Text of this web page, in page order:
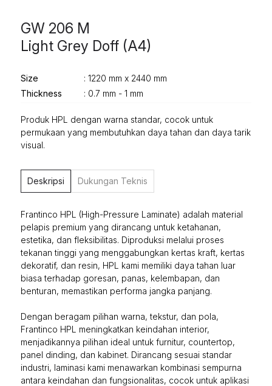
GW 206 M
Light Grey Doff (A4)
Size
: 1220 mm x 2440 mm
Thickness
: 0.7 mm - 1 mm
Produk HPL dengan warna standar, cocok untuk
permukaan yang membutuhkan daya tahan dan daya tarik
visual.
Deskripsi Dukungan Teknis
Frantinco HPL (High-Pressure Laminate) adalah material
pelapis premium yang dirancang untuk ketahanan,
estetika, dan fleksibilitas. Diproduksi melalui proses
tekanan tinggi yang menggabungkan kertas kraft, kertas
dekoratif, dan resin, HPL kami memiliki daya tahan luar
biasa terhadap goresan, panas, kelembapan, dan
benturan, memastikan performa jangka panjang.
Dengan beragam pilihan warna, tekstur, dan pola,
Frantinco HPL meningkatkan keindahan interior,
menjadikannya pilihan ideal untuk furnitur, countertop,
panel dinding, dan kabinet. Dirancang sesuai standar
industri, laminasi kami menawarkan kombinasi sempurna
antara keindahan dan fungsionalitas, cocok untuk aplikasi